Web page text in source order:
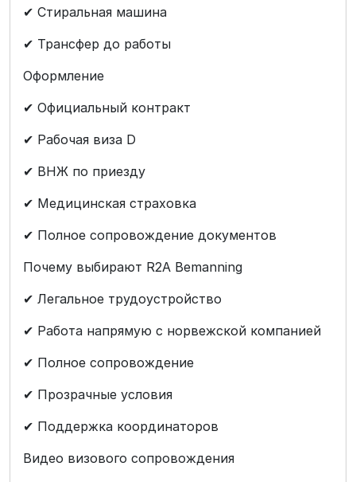
✔ Стиральная машина
✔ Трансфер до работы
Оформление
✔ Официальный контракт
✔ Рабочая виза D
✔ ВНЖ по приезду
✔ Медицинская страховка
✔ Полное сопровождение документов
Почему выбирают R2A Bemanning
✔ Легальное трудоустройство
✔ Работа напрямую с норвежской компанией
✔ Полное сопровождение
✔ Прозрачные условия
✔ Поддержка координаторов
Видео визового сопровождения